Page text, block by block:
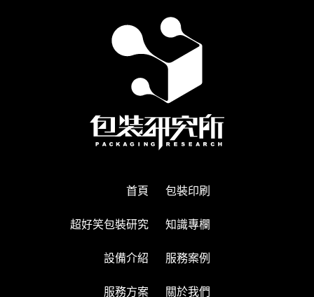
首頁 包裝印刷
超好笑包裝研究 知識專欄
設備介紹 服務案例
服務方案 關於我們